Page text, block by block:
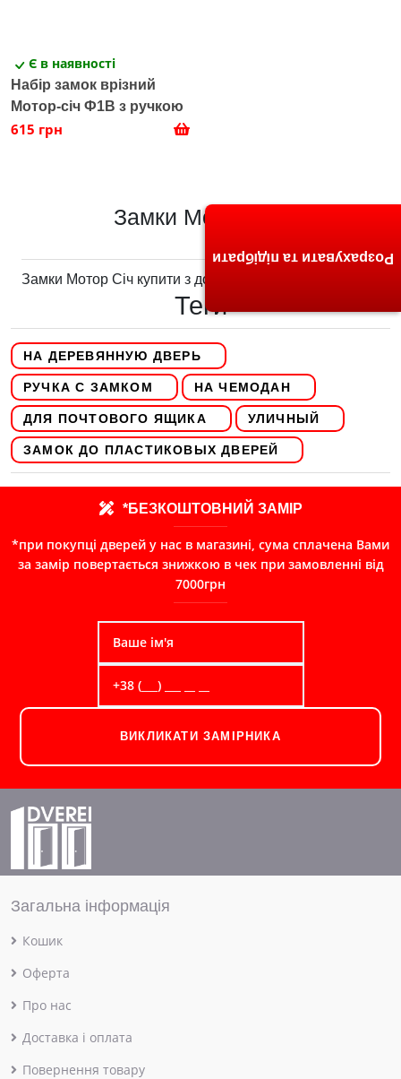
Є в наявності
Набір замок врізний
Мотор-січ Ф1В з ручкою
615 грн
Замки Мотор Січ
Замки Мотор Січ купити з доставкою
Теги
НА ДЕРЕВЯННУЮ ДВЕРЬ
РУЧКА С ЗАМКОМ НА ЧЕМОДАН
ДЛЯ ПОЧТОВОГО ЯЩИКА УЛИЧНЫЙ
ЗАМОК ДО ПЛАСТИКОВЫХ ДВЕРЕЙ
*БЕЗКОШТОВНИЙ ЗАМІР
*при покупці дверей у нас в магазині, сума сплачена Вами
за замір повертається знижкою в чек при замовленні від
7000грн
ВИКЛИКАТИ ЗАМІРНИКА
Загальна інформація
Кошик
Оферта
Про нас
Доставка і оплата
Повернення товару
Розрахувати та підібрати